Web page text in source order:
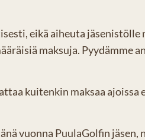
eikä aiheuta
maksuja. Pyydämme
kuitenkin maksaa ajoissa
vuonna PuulaGolfin